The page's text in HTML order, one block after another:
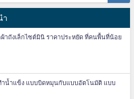
ำ
ผ้าถังเล็กไซต์มินิ ราคาประหยัด ที่คนพื้นที่น้อย
ำน้ำแข็ง แบบบิดหมุนกับแบบอัตโนมัติ แบบ